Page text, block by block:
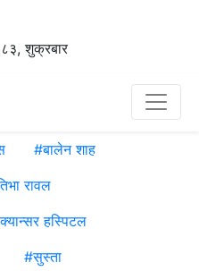
शुक्रबार
#बालेन शाह
रावल
हस्पिटल
#सुस्ता